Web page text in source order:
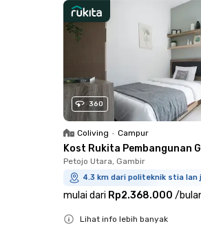
360
Coliving • Campur
Kost Rukita Pembangunan
Petojo Utara, Gambir
4.3 km dari politeknik stia lan
mulai dari Rp2.368.000 /
Lihat info lebih banyak